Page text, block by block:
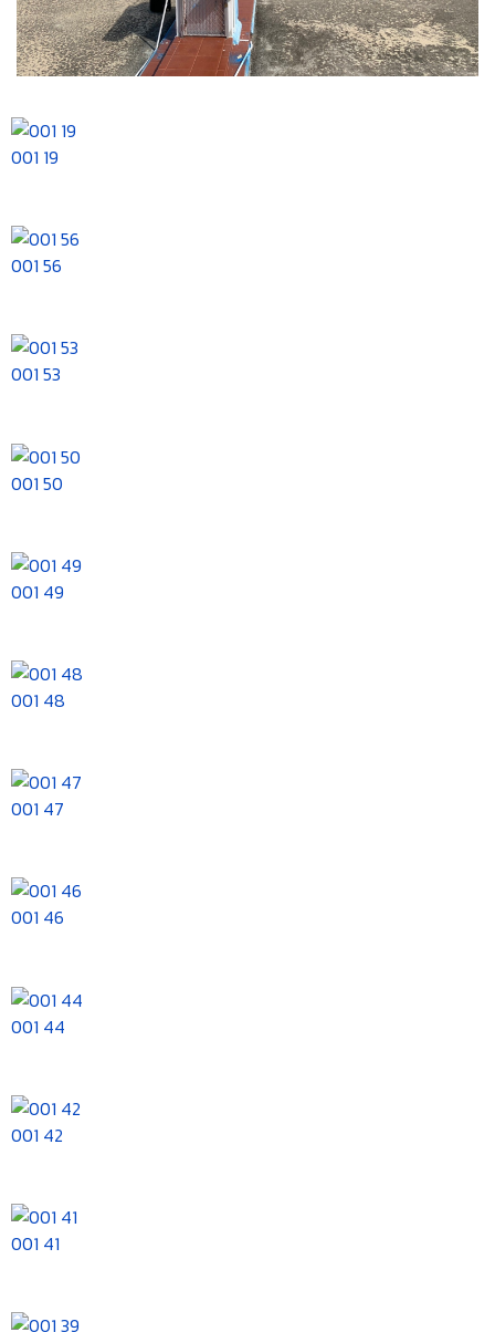
001 19
001 56
001 53
001 50
001 49
001 48
001 47
001 46
001 44
001 42
001 41